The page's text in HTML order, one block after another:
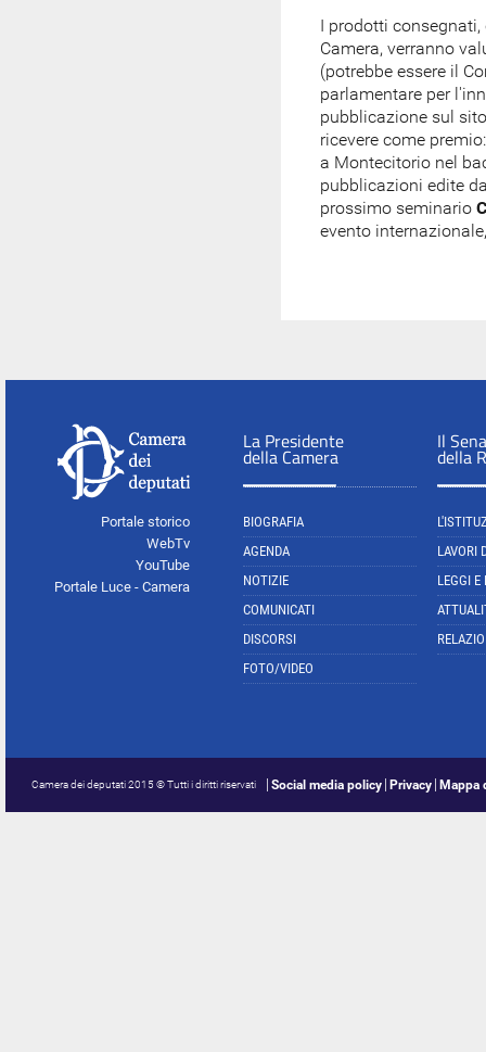
I prodotti
Camera, verranno
(potrebbe essere il
parlamentare per
pubblicazione sul
ricevere come
a Montecitorio nel
pubblicazioni edite
prossimo seminario
evento
Portale storico
WebTv
YouTube
Portale Luce - Camera
La Presidente
della Camera
BIOGRAFIA
AGENDA
NOTIZIE
COMUNICATI
DISCORSI
FOTO/VIDEO
Il
della
LAVORI
LEGGI E
Camera dei deputati 2015 © Tutti i diritti riservati Social media policy Privacy Mappa